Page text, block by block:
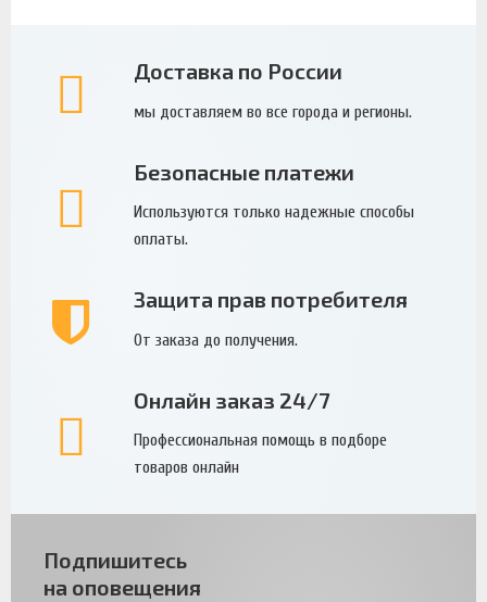
Доставка по России
мы доставляем во все города и регионы.
Безопасные платежи
Используются только надежные способы
оплаты.
Защита прав потребителя
От заказа до получения.
Онлайн заказ 24/7
Профессиональная помощь в подборе
товаров онлайн
Подпишитесь
на оповещения